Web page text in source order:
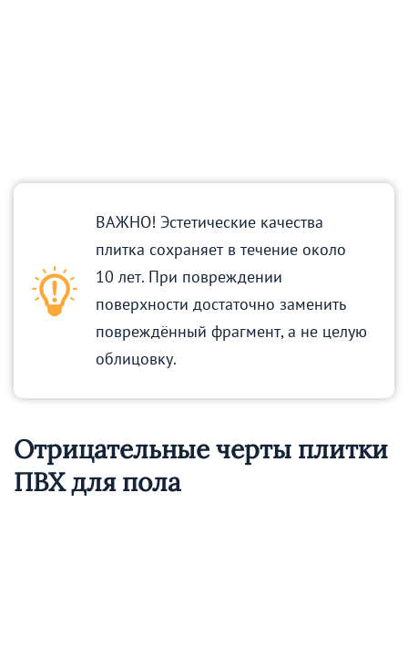
ВАЖНО! Эстетические качества
плитка сохраняет в течение около
10 лет. При повреждении
поверхности достаточно заменить
повреждённый фрагмент, а не целую
облицовку.
Отрицательные черты плитки
ПВХ для пола